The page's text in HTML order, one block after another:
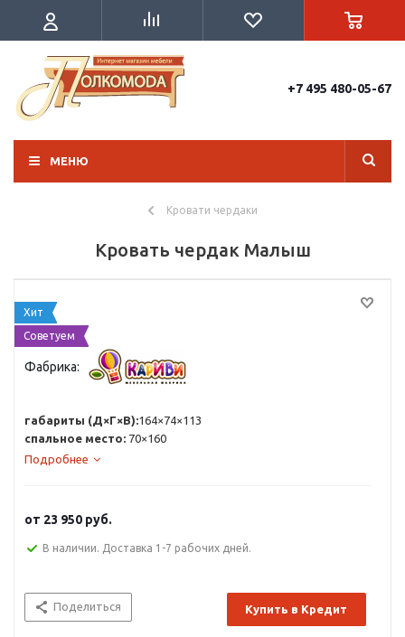
+7 495 480-05-67
МЕНЮ
Кровати чердаки
Кровать чердак Малыш
Хит
Советуем
Фабрика:
габариты (Д×Г×В):164×74×113
спальное место: 70×160
Подробнее
от 23 950 руб.
В наличии. Доставка 1-7 рабочих дней.
Поделиться Купить в Кредит